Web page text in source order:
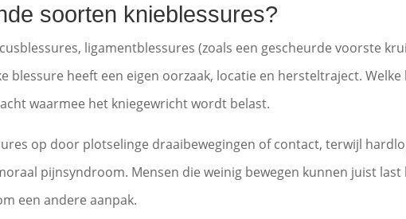
soorten knieblessures?
ligamentblessures (zoals een gescheurde voorste
heeft een eigen oorzaak, locatie en hersteltraject.
waarmee het kniegewricht wordt belast.
op door plotselinge draaibewegingen of contact, terwijl
pijnsyndroom. Mensen die weinig bewegen kunnen juist
een andere aanpak.